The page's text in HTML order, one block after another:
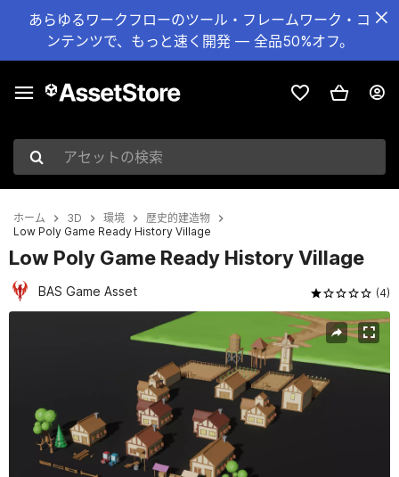
あらゆるワークフローのツール・フレームワーク・コ
ンテンツで、もっと速く開発 — 全品50%オフ。
アセットの検索
ホーム 3D 環境
歴史的建造物
Low Poly Game Ready History Village
Low Poly Game Ready History Village
BAS Game Asset (4)
現在のスライド：1 / 10